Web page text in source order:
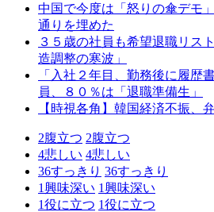
中国で今度は「怒りの傘デモ
通りを埋めた
３５歳の社員も希望退職リス
造調整の寒波」
「入社２年目、勤務後に履歴
員、８０％は「退職準備生」
【時視各角】韓国経済不振、
2腹立つ 2腹立つ
4悲しい 4悲しい
36すっきり 36すっきり
1興味深い 1興味深い
1役に立つ 1役に立つ